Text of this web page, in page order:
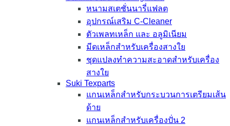
หนามสเตชั่นนารี่แฟลต
อุปกรณ์เสริม C-Cleaner
ตัวเพลทเหล็ก และ อลูมิเนียม
มีดเหล็กสำหรับเครื่องสางใย
ชุดแปลงทำความสะอาดสำหรับเครื่อง
สางใย
Suki Texparts
แกนเหล็กสำหรับกระบวนการเตรียมเส้น
ด้าย
แกนเหล็กสำหรับเครื่องปั่น 2